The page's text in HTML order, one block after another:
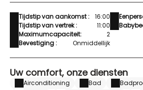
Tijdstip van aankomst :
16:00
Tijdstip van vertrek :
11:00
Maximumcapaciteit:
2
Bevestiging :
Onmiddellijk
Uw comfort, onze diensten
Airconditioning Bad